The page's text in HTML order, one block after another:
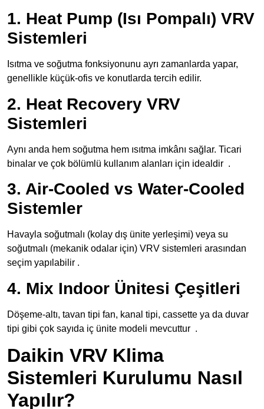
1. Heat Pump (Isı Pompalı) VRV
Sistemleri
Isıtma ve soğutma fonksiyonunu ayrı zamanlarda yapar,
genellikle küçük-ofis ve konutlarda tercih edilir.
2. Heat Recovery VRV
Sistemleri
Aynı anda hem soğutma hem ısıtma imkânı sağlar. Ticari
binalar ve çok bölümlü kullanım alanları için idealdir .
3. Air-Cooled vs Water-Cooled
Sistemler
Havayla soğutmalı (kolay dış ünite yerleşimi) veya su
soğutmalı (mekanik odalar için) VRV sistemleri arasından
seçim yapılabilir .
4. Mix Indoor Ünitesi Çeşitleri
Döşeme-altı, tavan tipi fan, kanal tipi, cassette ya da duvar
tipi gibi çok sayıda iç ünite modeli mevcuttur .
Daikin VRV Klima
Sistemleri Kurulumu Nasıl
Yapılır?